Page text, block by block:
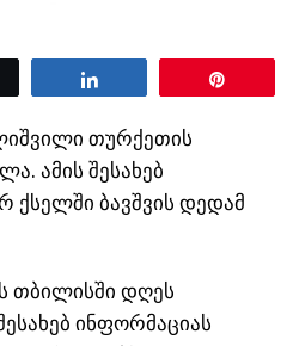
თურქეთის
ამის შესახებ
ქსელში ბავშვის დედამ
თბილისში დღეს
ინფორმაციას